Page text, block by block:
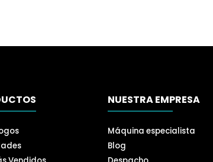
NUESTRA EMPRESA
Máquina especialista
Blog